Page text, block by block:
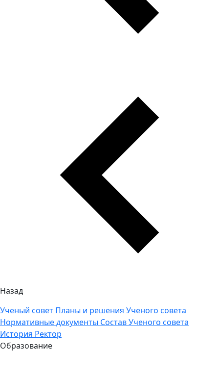
Назад
Ученый совет Планы и решения Ученого совета
Нормативные документы Состав Ученого совета
История Ректор
Образование